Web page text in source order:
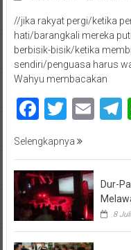
//jika rakyat pergi/ketika
hati/barangkali mereka
berbisik-bisik/ketika
sendiri/penguasa harus
Wahyu membacakan
Facebook
Selengkapnya
Dur-
8